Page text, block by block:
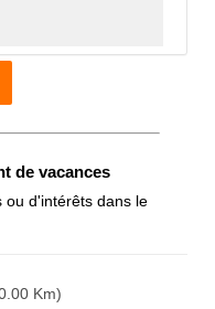
de vacances
ou d'intérêts dans le
Km)